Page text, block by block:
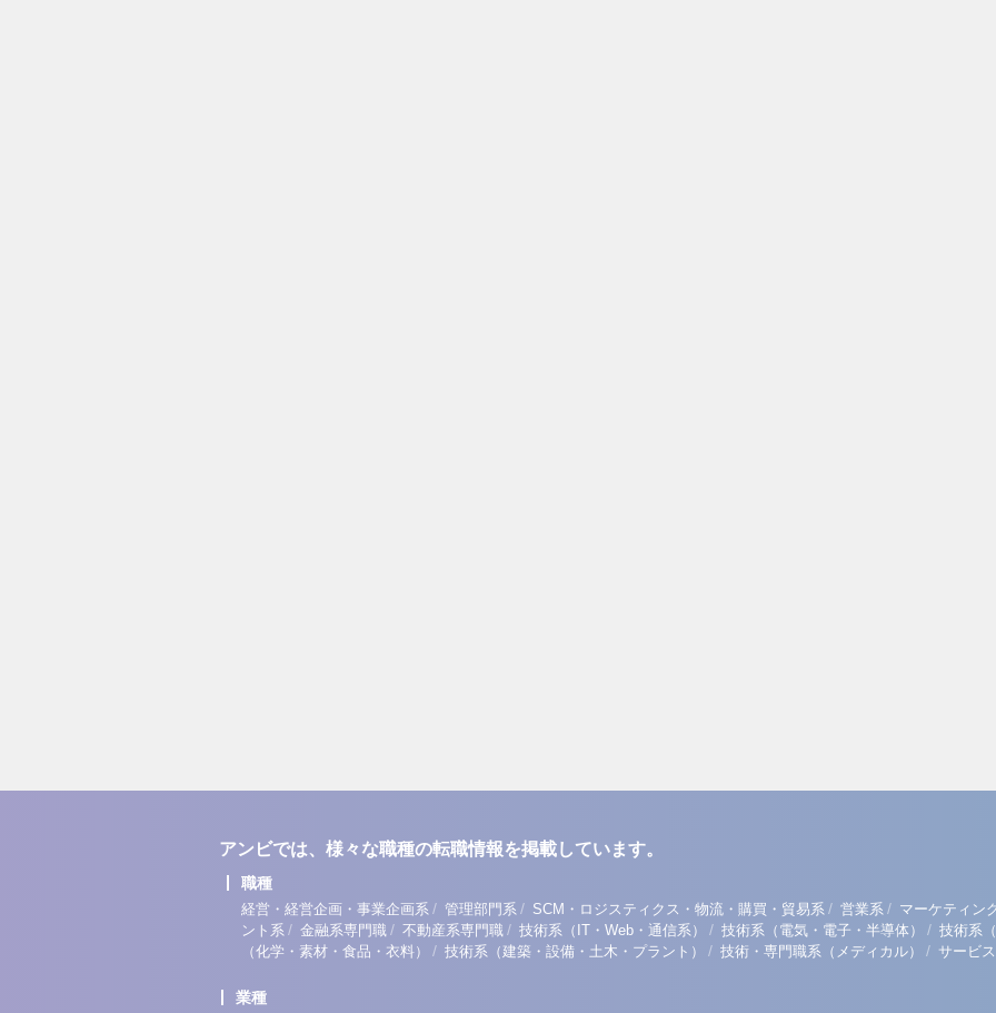
アンビでは、様々な職種の転職情報を掲載しています。
職種
経営・経営企画・事業企画系 / 管理部門系 / SCM・ロジスティクス・物流・購買・貿易系 / 営業系 / マーケティン
ント系 / 金融系専門職 / 不動産系専門職 / 技術系（IT・Web・通信系） / 技術系（電気・電子・半導体） / 技術系
（化学・素材・食品・衣料）
/ 技術系（建築・設備・土木・プラント） / 技術・専門職系（メディカル） / サービ
業種